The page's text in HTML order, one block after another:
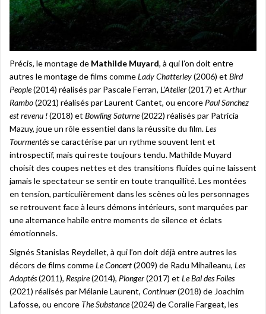
Précis, le montage de Mathilde Muyard, à qui l’on doit entre
autres le montage de films commeLady Chatterley(2006) et Bird
People(2014) réalisés par Pascale Ferran, L’Atelier(2017) et Arthur
Rambo(2021) réalisés par Laurent Cantet, ou encore Paul Sanchez
est revenu !(2018) et Bowling Saturne(2022) réalisés par Patricia
Mazuy, joue un rôle essentiel dans la réussite du film.Les
Tourmentésse caractérise par un rythme souvent lent et
introspectif, mais qui reste toujours tendu. Mathilde Muyard
choisit des coupes nettes et des transitions fluides qui ne laissent
jamais le spectateur se sentir en toute tranquillité. Les montées
en tension, particulièrement dans les scènes où les personnages
se retrouvent face à leurs démons intérieurs, sont marquées par
une alternance habile entre moments de silence et éclats
émotionnels.
Signés Stanislas Reydellet, à qui l’on doit déjà entre autres les
décors de films commeLe Concert(2009) de Radu Mihaileanu, Les
Adoptés(2011), Respire(2014), Plonger(2017) et Le Bal des Folles
(2021) réalisés par Mélanie Laurent, Continuer(2018) de Joachim
Lafosse, ou encore The Substance(2024) de Coralie Fargeat, les